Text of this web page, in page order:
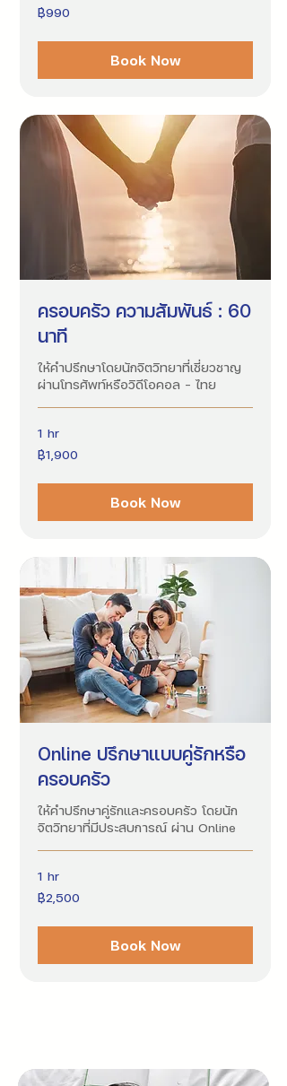
990
บาท
฿990
Book Now
ครอบครัว ความสัมพันธ์ : 60
นาที
ให้คำปรึกษาโดยนักจิตวิทยาที่เชี่ยวชาญ
ผ่านโทรศัพท์หรือวิดีโอคอล - ไทย
1 hr
1,900
บาท
฿1,900
Book Now
Online ปรึกษาแบบคู่รักหรือ
ครอบครัว
ให้คำปรึกษาคู่รักและครอบครัว โดยนัก
จิตวิทยาที่มีประสบการณ์ ผ่าน Online
1 hr
2,500
บาท
฿2,500
Book Now